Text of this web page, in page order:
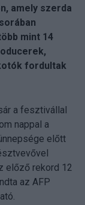
amely szerda
mint 14
fordultak
a fesztivállal
nappal a
előtt
előző rekord 12
az AFP